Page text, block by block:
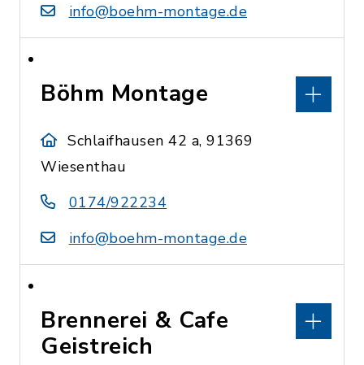
info@boehm-montage.de
Böhm Montage
Schlaifhausen 42 a, 91369
Wiesenthau
0174/922234
info@boehm-montage.de
Brennerei & Cafe
Geistreich